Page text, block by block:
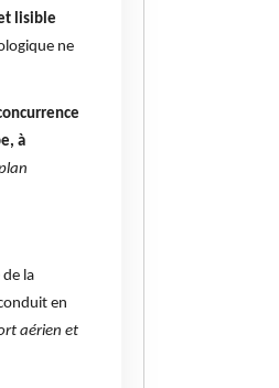
lisible
ne
à
la
en
aérien et